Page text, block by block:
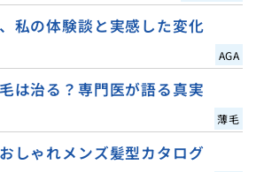
私の体験談と実感した変化
AGA
は治る？専門医が語る真実
薄毛
しゃれメンズ髪型カタログ